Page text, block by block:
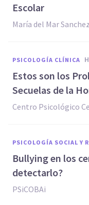
Escolar
María del Mar
PSICOLOGÍA CLÍNICA
Estos son los
Secuelas de la
Centro Psicológico
PSICOLOGÍA SOCIAL Y
Bullying en los
detectarlo?
PSiCOBAi